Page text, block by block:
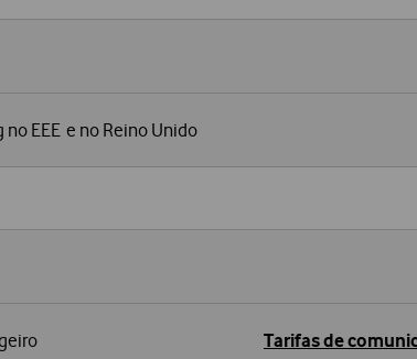
no EEE e no Reino Unido
Tarifas de